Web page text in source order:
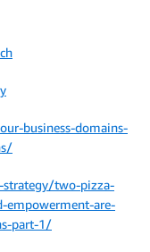
business-domains-
strategy/two-pizza-
empowerment-are-
part-1/